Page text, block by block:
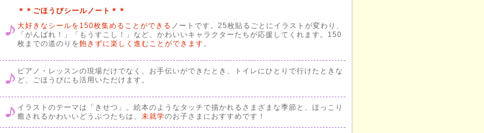
＊＊ごほうびシールノート＊＊
大好きなシールを150枚集めることができる ノートです。25枚貼るごとにイラストが変わり、
「がんばれ！」「もうすこし！」など、かわいいキャラクターたちが応援してくれます。150
枚までの道のりを飽きずに楽しく進むことができます。
ピアノ・レッスンの現場だけでなく、お手伝いができたとき、トイレにひとりで行けたときな
ど、ごほうびにも活用いただけます。
イラストのテーマは「きせつ」。絵本のようなタッチで描かれるさまざまな季節と、ほっこり
癒されるかわいいどうぶつたちは、 未就学のお子さまにおすすめです！